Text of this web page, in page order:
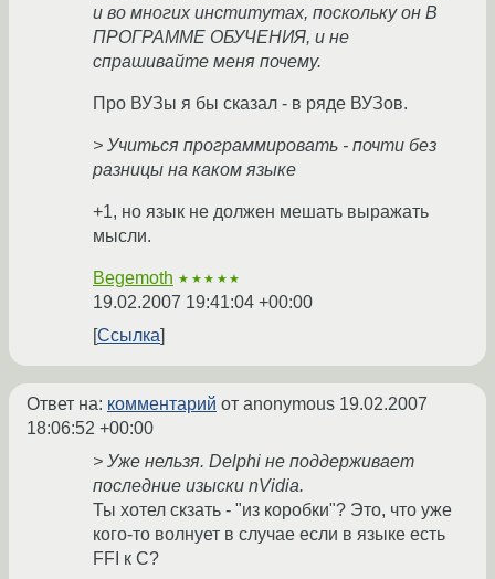
и во многих институтах, поскольку он В
ПРОГРАММЕ ОБУЧЕНИЯ, и не
спрашивайте меня почему.
Про ВУЗы я бы сказал - в ряде ВУЗов.
> Учиться программировать - почти без
разницы на каком языке
+1, но язык не должен мешать выражать
мысли.
Begemoth ★★★★★
19.02.2007 19:41:04 +00:00
Ссылка
Ответ на: комментарий от anonymous 19.02.2007
18:06:52 +00:00
> Уже нельзя. Delphi не поддерживает
последние изыски nVidia.
Ты хотел скзать - "из коробки"? Это, что уже
кого-то волнует в случае если в языке есть
FFI к С?